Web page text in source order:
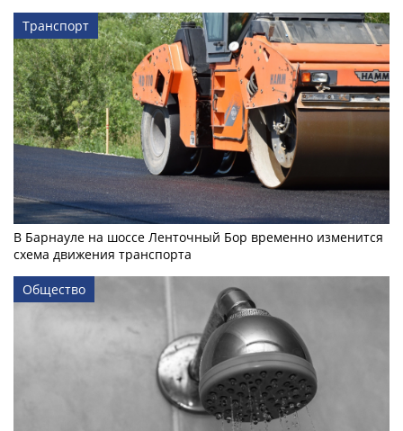
Транспорт
В Барнауле на шоссе Ленточный Бор временно изменится
схема движения транспорта
Общество